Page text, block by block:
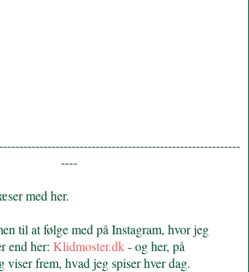
----
med her.
til at følge med på Instagram, hvor jeg
end her: Klidmoster.dk- og her, på
viser frem, hvad jeg spiser hver dag.